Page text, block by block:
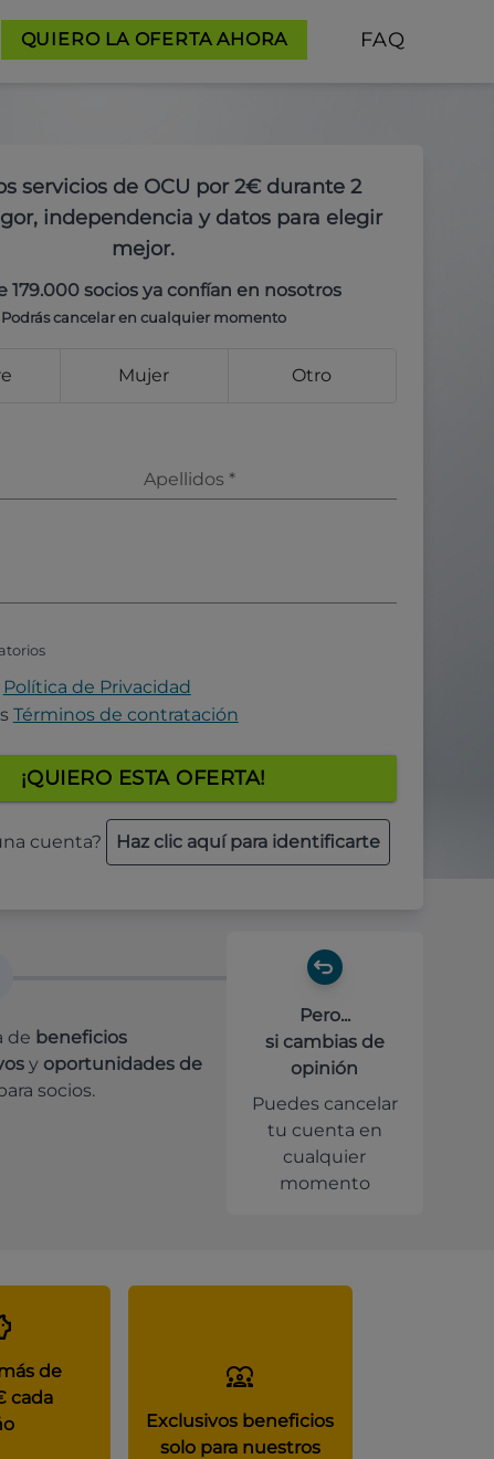
QUIERO LA OFERTA AHORA FAQ
servicios de OCU por 2€ durante 2
independencia y datos para elegir
mejor.
179.000 socios ya confían en nosotros
Podrás cancelar en cualquier momento
Mujer Otro
Apellidos *
Política de Privacidad
Términos de contratación
¡QUIERO ESTA OFERTA!
cuenta? Haz clic aquí para identificarte
de beneficios
y oportunidades de
socios.
Pero...
si cambias de
opinión
Puedes cancelar
tu cuenta en
cualquier
momento
de
cada
Exclusivos beneficios
solo para nuestros